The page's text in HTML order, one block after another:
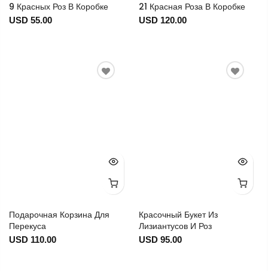
9 Красных Роз В Коробке
USD 55.00
21 Красная Роза В Коробке
USD 120.00
Подарочная Корзина Для
Перекуса
USD 110.00
Красочный Букет Из
Лизиантусов И Роз
USD 95.00